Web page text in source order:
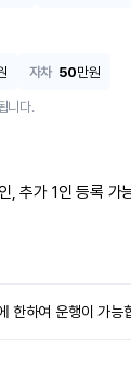
자차 50만원
니다.
, 추가 1인 등록 가
한하여 운행이 가능